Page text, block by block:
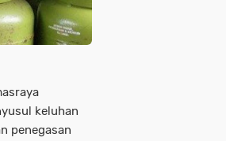
keluhan
penegasan